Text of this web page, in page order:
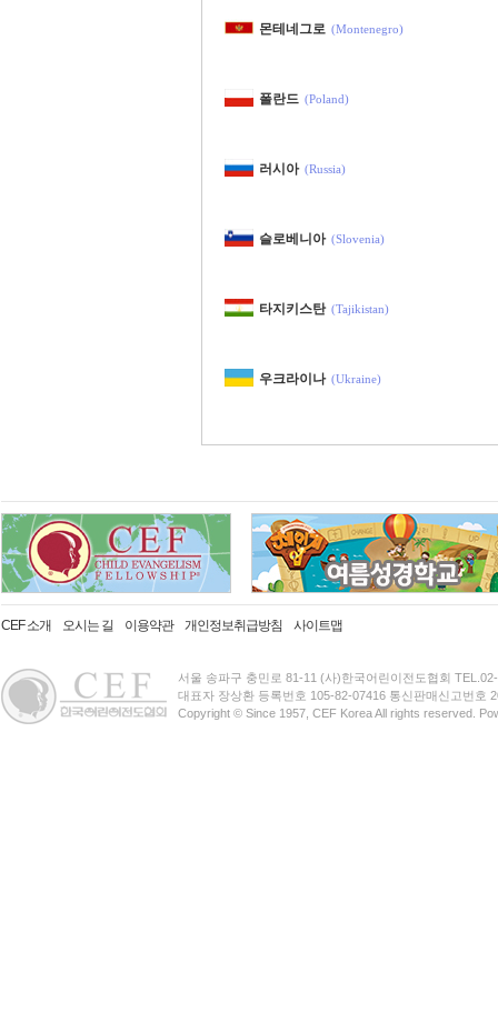
몬테네그로 (Montenegro)
폴란드 (Poland)
러시아 (Russia)
슬로베니아 (Slovenia)
타지키스탄 (Tajikistan)
우크라이나 (Ukraine)
CEF 소개 오시는 길 이용약관 개인정보취급방침 사이트맵
서울 송파구 충민로 81-11 (사)한국어린이전도협회
대표자 장상환 등록번호 105-82-07416 통신판매신고번호
Copyright © Since 1957, CEF Korea All rights reserved.